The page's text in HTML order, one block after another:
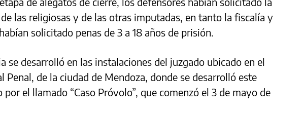
las religiosas y de las otras imputadas, en tanto la fiscalía y
solicitado penas de 3 a 18 años de prisión.
se desarrolló en las instalaciones del juzgado ubicado en el
Penal, de la ciudad de Mendoza, donde se desarrolló este
por el llamado “Caso Próvolo”, que comenzó el 3 de mayo de